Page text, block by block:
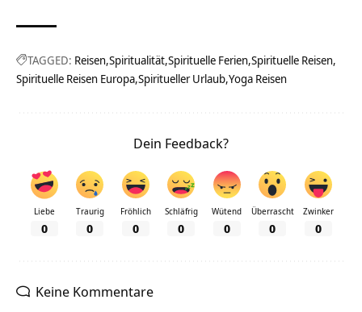
TAGGED: Reisen Spiritualität Spirituelle Ferien Spirituelle Reisen
Spirituelle Reisen Europa Spiritueller Urlaub Yoga Reisen
Dein Feedback?
Liebe
0
Traurig
0
Fröhlich
0
Schläfrig
0
Wütend
0
Überrascht
0
Zwinker
0
Keine Kommentare